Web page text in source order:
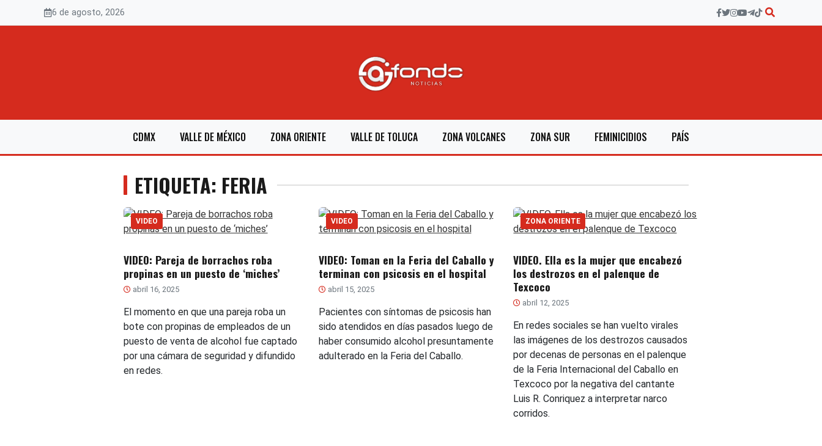
6 de agosto, 2026
CDMX VALLE DE MÉXICO ZONA ORIENTE VALLE DE TOLUCA ZONA VOLCANES ZONA SUR FEMINICIDIOS PAÍS
ETIQUETA: FERIA
VIDEO
VIDEO: Pareja de borrachos roba
propinas en un puesto de ‘miches’
abril 16, 2025
El momento en que una pareja roba un
bote con propinas de empleados de un
puesto de venta de alcohol fue captado
por una cámara de seguridad y difundido
en redes.
VIDEO
VIDEO: Toman en la Feria del Caballo y
terminan con psicosis en el hospital
abril 15, 2025
Pacientes con síntomas de psicosis han
sido atendidos en días pasados luego de
haber consumido alcohol presuntamente
adulterado en la Feria del Caballo.
ZONA ORIENTE
VIDEO. Ella es la mujer que encabezó
los destrozos en el palenque de
Texcoco
abril 12, 2025
En redes sociales se han vuelto virales
las imágenes de los destrozos causados
por decenas de personas en el palenque
de la Feria Internacional del Caballo en
Texcoco por la negativa del cantante
Luis R. Conriquez a interpretar narco
corridos.